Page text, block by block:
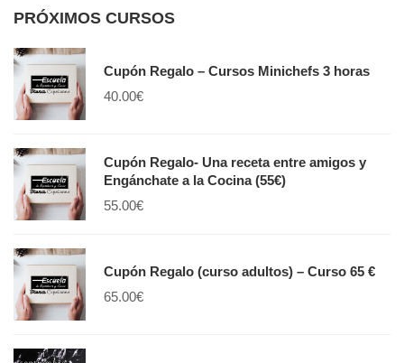
PRÓXIMOS CURSOS
Cupón Regalo – Cursos Minichefs 3 horas
40.00€
Cupón Regalo- Una receta entre amigos y
Engánchate a la Cocina (55€)
55.00€
Cupón Regalo (curso adultos) – Curso 65 €
65.00€